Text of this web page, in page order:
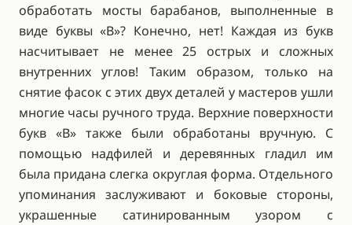
обработать мосты барабанов, выполненные в
виде буквы «B»? Конечно, нет! Каждая из букв
насчитывает не менее 25 острых и сложных
внутренних углов! Таким образом, только на
снятие фасок с этих двух деталей у мастеров ушли
многие часы ручного труда. Верхние поверхности
букв «B» также были обработаны вручную. С
помощью надфилей и деревянных гладил им
была придана слегка округлая форма. Отдельного
упоминания заслуживают и боковые стороны,
украшенные сатинированным узором с